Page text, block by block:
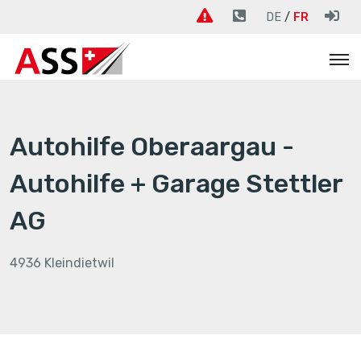
DE FR
Autohilfe Oberaargau -
Autohilfe + Garage Stettler
AG
4936 Kleindietwil